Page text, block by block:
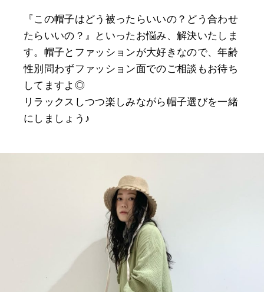
『この帽子はどう被ったらいいの？どう合わせ
たらいいの？』といったお悩み、解決いたしま
す。帽子とファッションが大好きなので、年齢
性別問わずファッション面でのご相談もお待ち
してますよ◎
リラックスしつつ楽しみながら帽子選びを一緒
にしましょう♪